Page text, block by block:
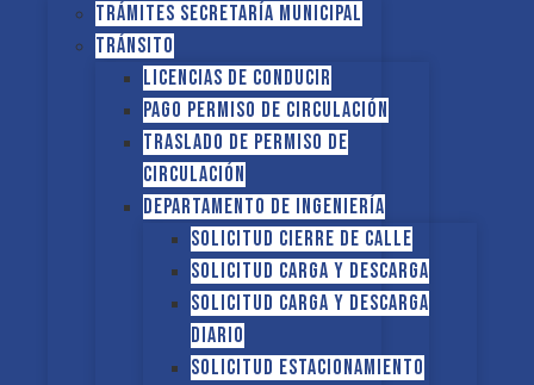
Trámites Secretaría Municipal
Tránsito
Licencias de conducir
Pago Permiso de Circulación
Traslado de Permiso de
circulación
Departamento de Ingeniería
Solicitud Cierre de calle
Solicitud Carga y descarga
Solicitud Carga y descarga
diario
Solicitud Estacionamiento